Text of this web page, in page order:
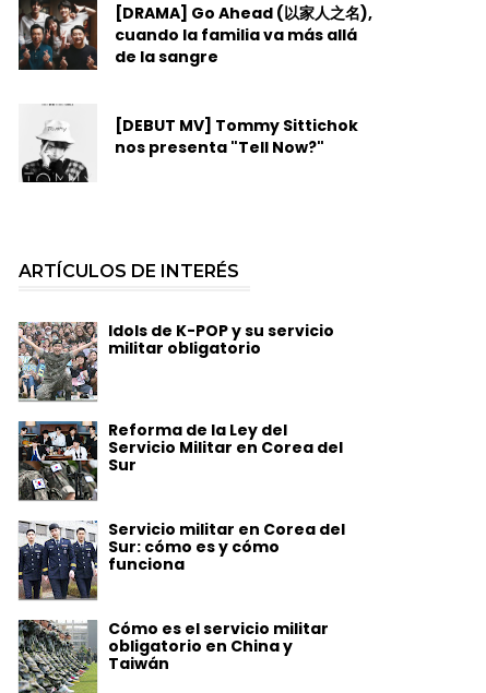
[DRAMA] Go Ahead (以家人之名),
cuando la familia va más allá
de la sangre
[DEBUT MV] Tommy Sittichok
nos presenta "Tell Now?"
ARTÍCULOS DE INTERÉS
Idols de K-POP y su servicio
militar obligatorio
Reforma de la Ley del
Servicio Militar en Corea del
Sur
Servicio militar en Corea del
Sur: cómo es y cómo
funciona
Cómo es el servicio militar
obligatorio en China y
Taiwán